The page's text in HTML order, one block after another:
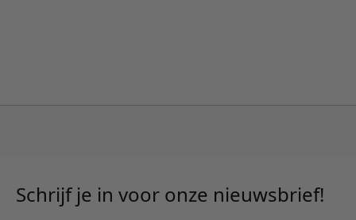
Schrijf je in voor onze nieuwsbrief!